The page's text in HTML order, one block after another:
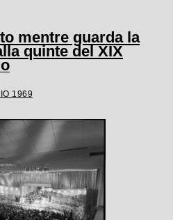
mentre guarda la
quinte del XIX
1969